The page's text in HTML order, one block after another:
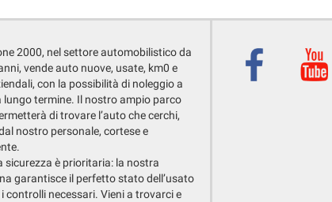
2000, nel settore automobilistico da
vende auto nuove, usate, km0 e
con la possibilità di noleggio a
lungo termine. Il nostro ampio parco
di trovare l’auto che cerchi,
nostro personale, cortese e
sicurezza è prioritaria: la nostra
garantisce il perfetto stato dell’usato
controlli necessari. Vieni a trovarci e